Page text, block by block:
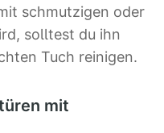
schmutzigen oder
solltest du ihn
Tuch reinigen.
mit